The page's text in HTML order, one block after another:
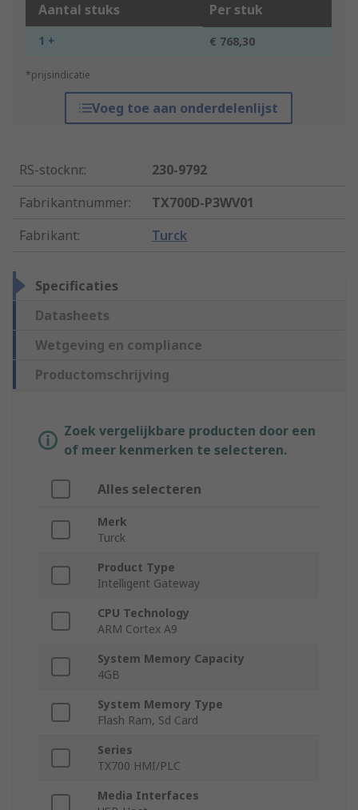
Aantal stuks Per stuk
1 + € 768,30
*prijsindicatie
Voeg toe aan onderdelenlijst
RS-stocknr.:
230-9792
Fabrikantnummer:
TX700D-P3WV01
Fabrikant: Turck
Specificaties
Datasheets
Wetgeving en compliance
Productomschrijving
Zoek vergelijkbare producten door een
of meer kenmerken te selecteren.
Alles selecteren
Merk
Turck
Product Type
Intelligent Gateway
CPU Technology
ARM Cortex A9
System Memory Capacity
4GB
System Memory Type
Flash Ram, Sd Card
Series
TX700 HMI/PLC
Media Interfaces